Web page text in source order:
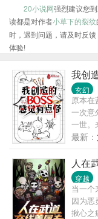
20小说网强烈建议您
读都是对作者小草下的裂纹
时，遇到问题，请及时反
体验!
我创
玄幻
原本在
一次意
一世。
的蓝星
个刺客
的大
位魔
又恨又
最新：
人在
穿越
当一个
因为恶
揪心之